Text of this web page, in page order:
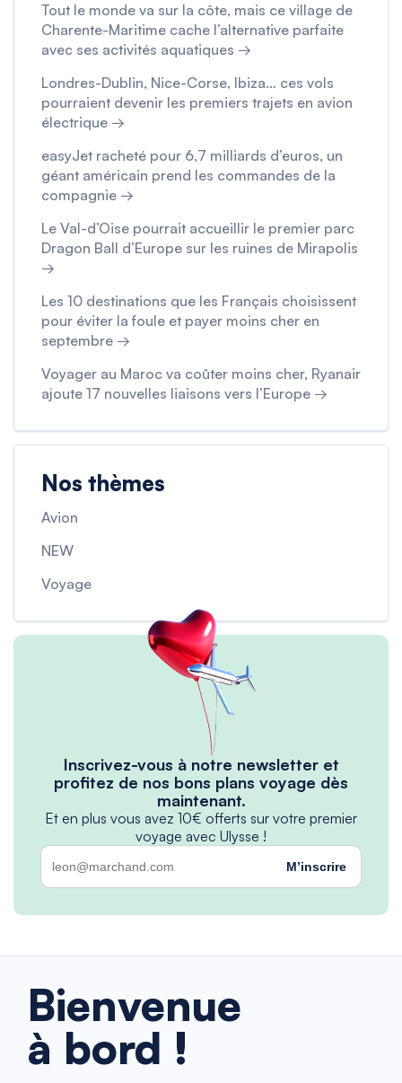
Tout le monde va sur la côte, mais ce village de
Charente-Maritime cache l’alternative parfaite
avec ses activités aquatiques →
Londres-Dublin, Nice-Corse, Ibiza… ces vols
pourraient devenir les premiers trajets en avion
électrique →
easyJet racheté pour 6,7 milliards d’euros, un
géant américain prend les commandes de la
compagnie →
Le Val-d’Oise pourrait accueillir le premier parc
Dragon Ball d’Europe sur les ruines de Mirapolis
→
Les 10 destinations que les Français choisissent
pour éviter la foule et payer moins cher en
septembre →
Voyager au Maroc va coûter moins cher, Ryanair
ajoute 17 nouvelles liaisons vers l’Europe →
Nos thèmes
Avion
NEW
Voyage
Inscrivez-vous à notre newsletter et
profitez de nos bons plans voyage dès
maintenant.
Et en plus vous avez 10€ offerts sur votre premier
voyage avec Ulysse !
M’inscrire
Bienvenue
à bord !